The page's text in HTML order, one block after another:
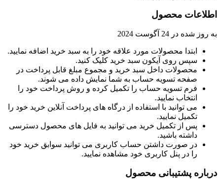
اطلاعات محصول
به روز شده در 24 آگوست 2024
ابتدا محصولات مورد علاقه خود را به سبد خرید اضافه نمایید.
سپس روی آیکون سبد خرید کلیک کنید.
محصولات داخل سبد خرید و مجموع مبلغ قابل پرداخت در
صفحه تسویه حساب به شما نمایش داده می شوند.
فرم تسویه حساب را تکمیل کرده و روش پرداخت خود را
انتخاب نمایید.
می توانید با استفاده از درگاه های پرداخت آنلاین خرید خود را
تکمیل نمایید.
پس از تکمیل خرید می توانید به فایل های محصول دسترسی
داشته باشید.
در صورت داشتن حساب کاربری می توانید سوابق خرید خود
را در پنل کاربری خود مشاهده نمایید.
درباره پشتیبانی محصول